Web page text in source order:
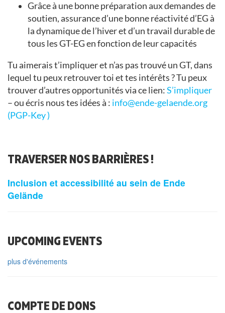
Grâce à une bonne préparation aux demandes de
soutien, assurance d’une bonne réactivité d’EG à
la dynamique de l’hiver et d’un travail durable de
tous les GT-EG en fonction de leur capacités
Tu aimerais t’impliquer et n’as pas trouvé un GT, dans
lequel tu peux retrouver toi et tes intérêts ? Tu peux
trouver d’autres opportunités via ce lien:S’impliquer
– ou écris nous tes idées à : info@ende-gelaende.org
(PGP-Key)
TRAVERSER NOS BARRIÈRES !
Inclusion et accessibilité au sein de Ende
Gelände
UPCOMING EVENTS
plus d'événements
COMPTE DE DONS